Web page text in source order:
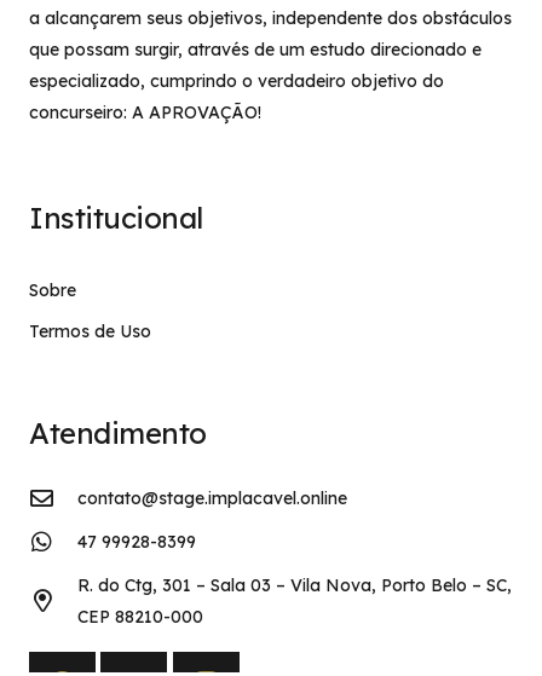
a alcançarem seus objetivos, independente dos obstáculos
que possam surgir, através de um estudo direcionado e
especializado, cumprindo o verdadeiro objetivo do
concurseiro: A APROVAÇÃO!
Institucional
Sobre
Termos de Uso
Atendimento
contato@stage.implacavel.online
47 99928-8399
R. do Ctg, 301 – Sala 03 – Vila Nova, Porto Belo – SC,
CEP 88210-000